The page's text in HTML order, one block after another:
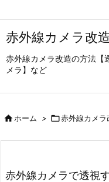
赤外線カメラ改
赤外線カメラ改造の方法【
メラ】など
ホーム > 赤外線カメ
赤外線カメラで透視